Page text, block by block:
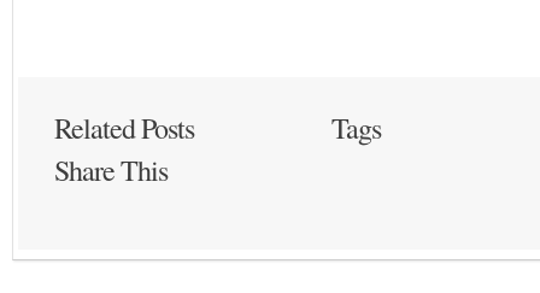
Related Posts
Tags
Share This